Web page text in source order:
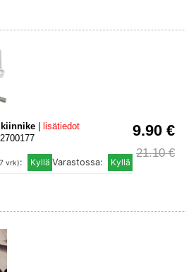
9.90 €
21.10 €
kiinnike
lisätiedot
Varastossa:
vrk):